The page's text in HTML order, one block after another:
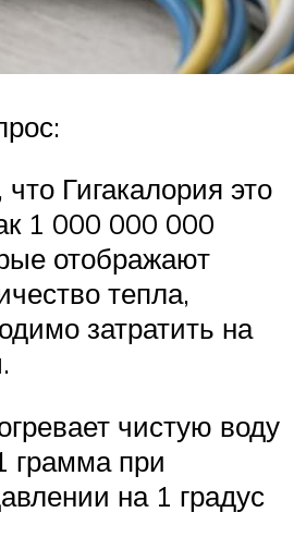
Гигакалория это
1 000 000 000
отображают
тепла,
затратить на
чистую воду
грамма при
на 1 градус